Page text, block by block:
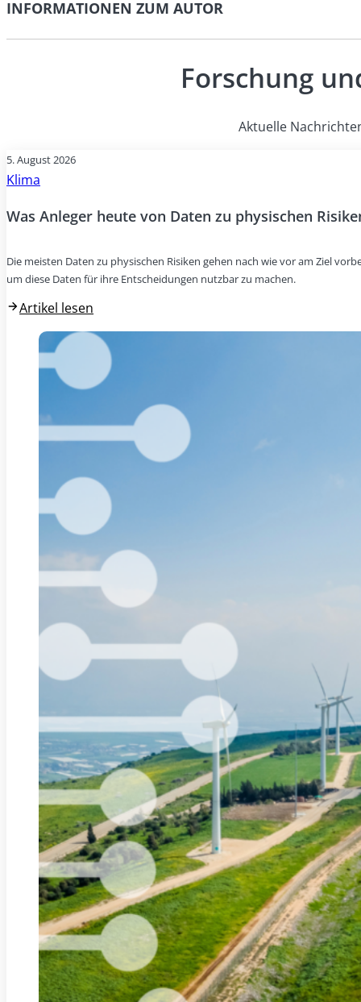
INFORMATIONEN ZUM AUTOR
Forschung
Aktuelle
5. August 2026
Klima
Was Anleger heute von Daten zu physischen
Die meisten Daten zu physischen Risiken gehen nach wie vor am Ziel
um diese Daten für ihre Entscheidungen nutzbar zu machen.
Artikel lesen